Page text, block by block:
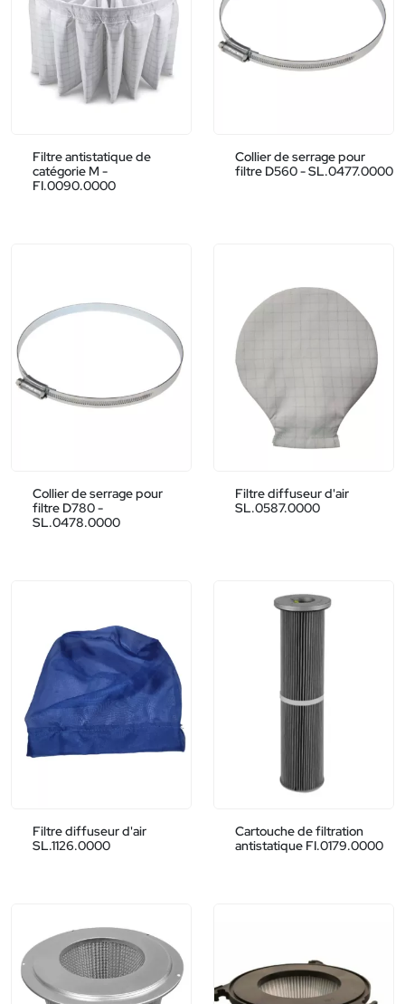
Filtre antistatique de
catégorie M -
FI.0090.0000
Collier de serrage pour
filtre D560 - SL.0477.0000
Collier de serrage pour
filtre D780 -
SL.0478.0000
Filtre diffuseur d'air
SL.0587.0000
Filtre diffuseur d'air
SL.1126.0000
Cartouche de filtration
antistatique FI.0179.0000